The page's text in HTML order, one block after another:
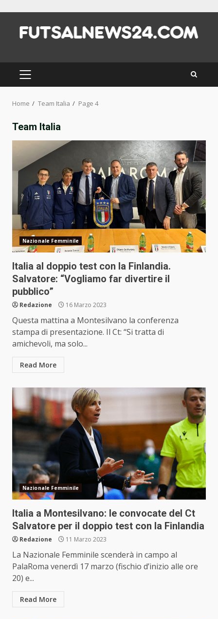
content
PRIMARY
MENU
Home Team Italia Page 4
Team Italia
Nazionale Femminile
Italia al doppio test con la Finlandia.
Salvatore: “Vogliamo far divertire il
pubblico”
Redazione 16 Marzo 2023
Questa mattina a Montesilvano la conferenza
stampa di presentazione. Il Ct: “Si tratta di
amichevoli, ma solo...
Read More
Nazionale Femminile
Italia a Montesilvano: le convocate del Ct
Salvatore per il doppio test con la Finlandia
Redazione 11 Marzo 2023
La Nazionale Femminile scenderà in campo al
PalaRoma venerdì 17 marzo (fischio d’inizio alle ore
20) e...
Read More